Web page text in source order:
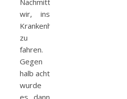
Nachmittag entschieden
wir, ins
Krankenhaus
zu
fahren.
Gegen
halb acht
wurde
es dann